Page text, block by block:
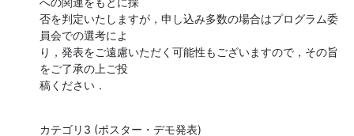
否を判定いたしますが，申し込み多数の場合はプログラム委
員会での選考によ
り，発表をご遠慮いただく可能性もございますので，その旨
をご了承の上ご投
稿ください．
カテゴリ3 (ポスター・デモ発表)